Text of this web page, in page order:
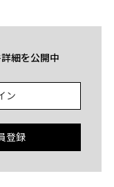
細を公開中
ン
登録